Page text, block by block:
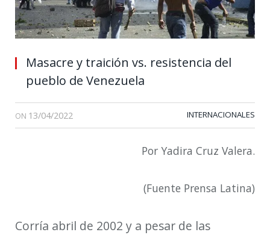
Masacre y traición vs. resistencia del
pueblo de Venezuela
ON 13/04/2022 INTERNACIONALES
Por Yadira Cruz Valera.
(Fuente Prensa Latina)
Corría abril de 2002 y a pesar de las